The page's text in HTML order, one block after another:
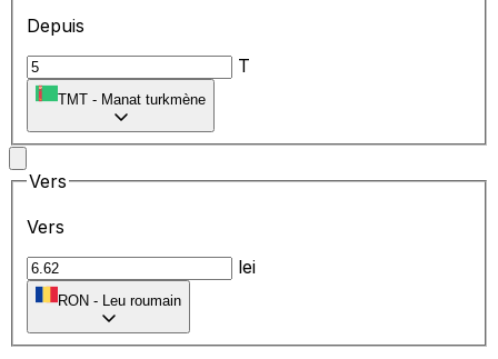
Depuis
T
TMT - Manat turkmène
Vers
Vers
lei
RON - Leu roumain